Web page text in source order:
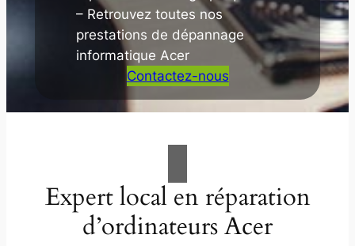
– Retrouvez toutes nos
prestations de dépannage
informatique Acer
Contactez-nous
Expert local en réparation
d’ordinateurs Acer